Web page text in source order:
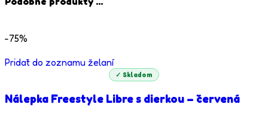
-75%
Pridať do zoznamu želaní
✓ Skladom
Nálepka Freestyle Libre s dierkou – červená